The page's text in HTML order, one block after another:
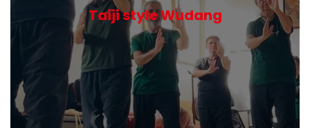
Taiji style Wudang